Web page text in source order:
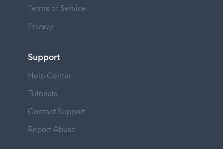
Terms of Service
Privacy
Support
Help Center
Tutorials
Contact Support
Report Abuse